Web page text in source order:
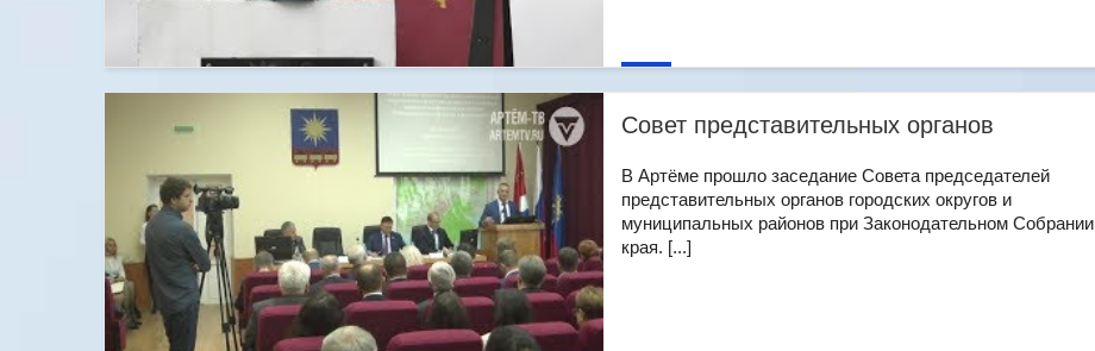
Совет представительных органов
В Артёме прошло заседание Совета председателей
представительных органов городских округов и
муниципальных районов при Законодательном Собрании
края. [...]